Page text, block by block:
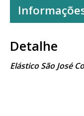
Detalhe
Elástico São José